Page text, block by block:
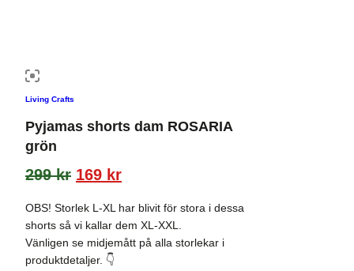
Living Crafts
Pyjamas shorts dam ROSARIA
grön
299kr 169 kr
OBS! Storlek L-XL har blivit för stora i dessa
shorts så vi kallar dem XL-XXL.
Vänligen se midjemått på alla storlekar i
produktdetaljer. 👇